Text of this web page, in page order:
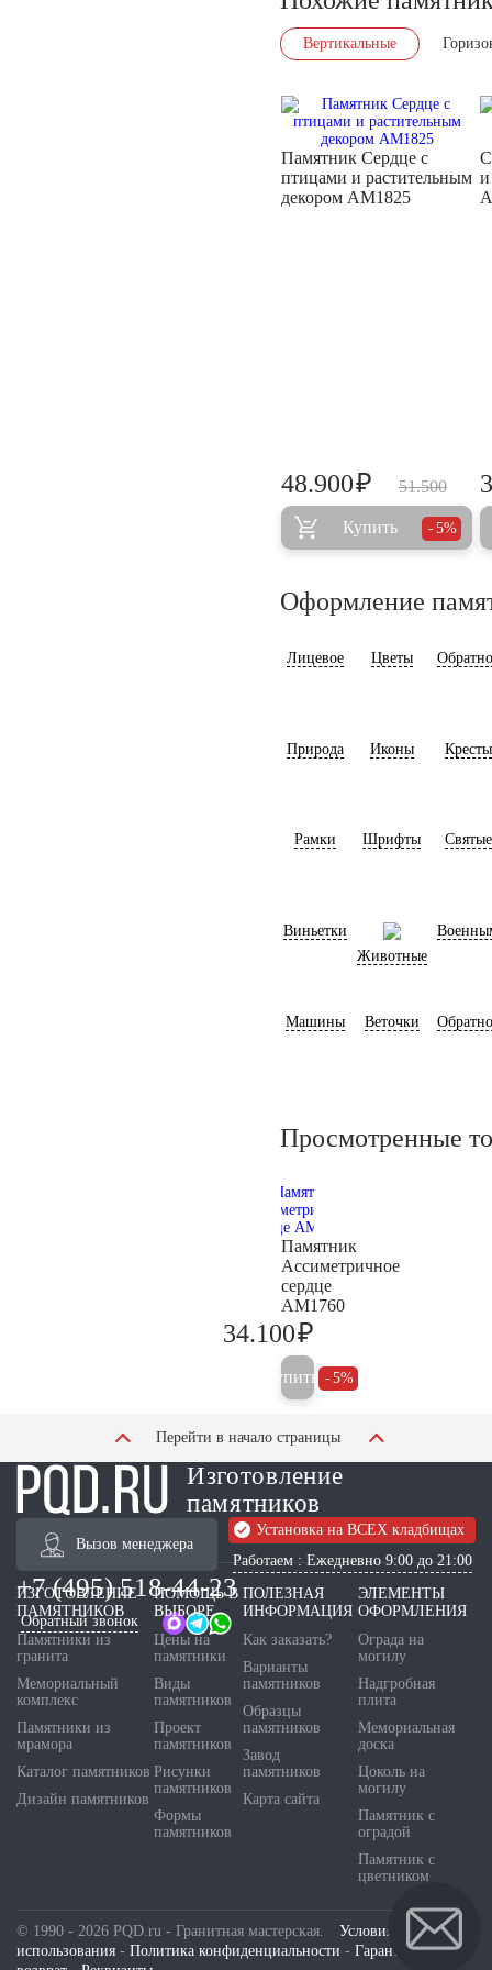
Вертикальные
Памятник Сердце с
птицами и растительным
декором AM1825
51.500
48.900₽
Купить 5%
Оформление
Лицевое Цветы
Природа Иконы Кресты
Рамки Шрифты Святые
Виньетки
Животные
Машины Веточки
Просмотренные
Памятник
Ассиметричное
сердце
AM1760
34.100₽
Купить 5%
Перейти в начало страницы
Изготовление
памятников
Вызов менеджера
Установка на ВСЕХ кладбищах
Работаем : Ежедневно 9:00 до 21:00
+7 (495) 518-44-23
Обратный звонок
ИЗГОТОВЛЕНИЕ
ПАМЯТНИКОВ
Памятники из
гранита
Мемориальный
комплекс
Памятники из
мрамора
Каталог памятников
Дизайн памятников
ПОМОЩЬ В
ВЫБОРЕ
Цены на
памятники
Виды
памятников
Проект
памятников
Рисунки
памятников
Формы
памятников
ПОЛЕЗНАЯ
ИНФОРМАЦИЯ
Как заказать?
Варианты
памятников
Образцы
памятников
Завод
памятников
Карта сайта
ЭЛЕМЕНТЫ
ОФОРМЛЕНИЯ
Ограда на
могилу
Надгробная
плита
Мемориальная
доска
Цоколь на
могилу
Памятник с
оградой
Памятник с
цветником
© 1990 - 2026 PQD.ru - Гранитная мастерская. Условия
использования - Политика конфиденциальности - Гарантия и